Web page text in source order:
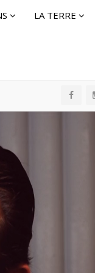
LA TERRE